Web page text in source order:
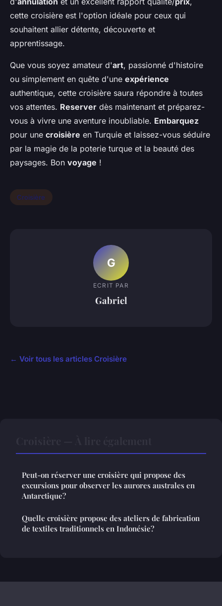
cette croisière est l'option idéale pour ceux qui
souhaitent allier détente, découverte et
apprentissage.
Que vous soyez amateur d'art, passionné d'histoire
ou simplement en quête d'une expérience
authentique, cette croisière saura répondre à toutes
vos attentes. Reserver dès maintenant et préparez-
vous à vivre une aventure inoubliable. Embarquez
pour une croisière en Turquie et laissez-vous séduire
par la magie de la poterie turque et la beauté des
paysages. Bon voyage !
Croisière
G
ECRIT PAR
Gabriel
← Voir tous les articles Croisière
Peut-on réserver une croisière qui propose des
excursions pour observer les aurores australes en
Antarctique?
Quelle croisière propose des ateliers de fabrication
de textiles traditionnels en Indonésie?